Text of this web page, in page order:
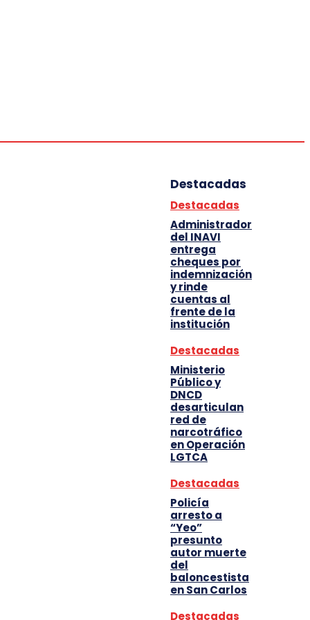
Destacadas
Destacadas
Administrador
del INAVI
entrega
cheques por
indemnización
y rinde
cuentas al
frente de la
institución
Destacadas
Ministerio
Público y
DNCD
desarticulan
red de
narcotráfico
en Operación
LGTCA
Destacadas
Policía
arresto a
“Yeo”
presunto
autor muerte
del
baloncestista
en San Carlos
Destacadas